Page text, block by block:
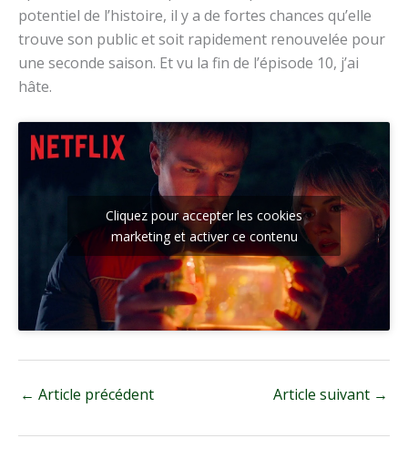
potentiel de l’histoire, il y a de fortes chances qu’elle
trouve son public et soit rapidement renouvelée pour
une seconde saison. Et vu la fin de l’épisode 10, j’ai
hâte.
Cliquez pour accepter les cookies
marketing et activer ce contenu
← Article précédent Article suivant →